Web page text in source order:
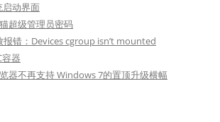
动界面
超级管理员密码
错：Devices cgroup isn’t mounted
器
器不再支持 Windows 7的置顶升级横幅